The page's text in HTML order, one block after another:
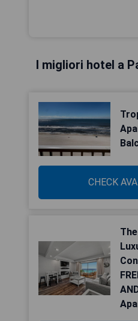
I migliori hotel a
CHECK